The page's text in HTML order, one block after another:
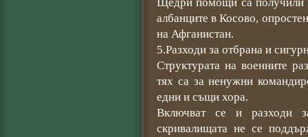
албанците в Косово,
на Афганистан.
5.Разходи за отбрана и
Структурата на военните
тях са за ненужни
едни и същи хора.
Включват се и разходи
скривалищата не се